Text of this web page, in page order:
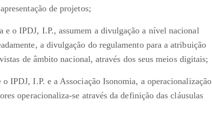
de projetos;
e o IPDJ, I.P., assumem a divulgação a nível nacional
a divulgação do regulamento para a atribuição
de âmbito nacional, através dos seus meios digitais;
IPDJ, I.P. e a Associação Isonomia, a operacionalização
operacionaliza-se através da definição das cláusulas